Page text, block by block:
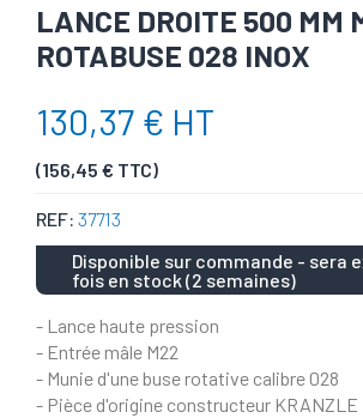
LANCE DROITE 500 MM
ROTABUSE 028 INOX
130,37 € HT
(156,45 € TTC)
REF: 37713
Disponible sur commande - sera
fois en stock (2 semaines)
- Lance haute pression
- Entrée mâle M22
- Munie d'une buse rotative calibre 028
- Pièce d'origine constructeur KRANZLE